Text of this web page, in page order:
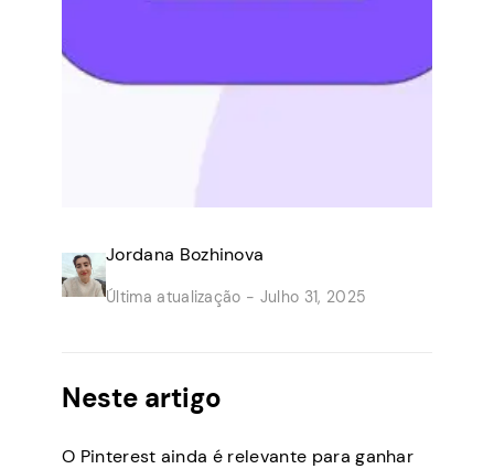
Jordana Bozhinova
Última atualização - Julho 31, 2025
Neste artigo
O Pinterest ainda é relevante para ganhar